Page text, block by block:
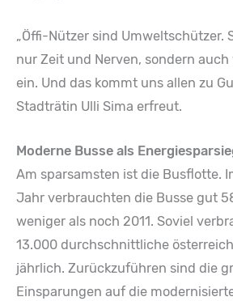
„Öffi-Nützer sind Umweltschützer.
nur Zeit und Nerven, sondern
ein. Und das kommt uns allen zu
Stadträtin Ulli Sima erfreut.
Moderne Busse als
Am sparsamsten ist die Busflotte.
Jahr verbrauchten die Busse gut
weniger als noch 2011. Soviel
13.000 durchschnittliche
jährlich. Zurückzuführen sind die
Einsparungen auf die